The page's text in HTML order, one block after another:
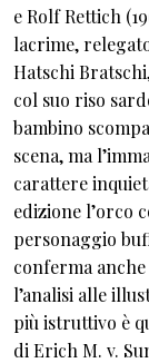
e Rolf Rettich
lacrime,
Hatschi
col suo riso
bambino
scena, ma
carattere
edizione l’orco
personaggio
conferma
l’analisi alle
più istruttivo è
di Erich M. v.